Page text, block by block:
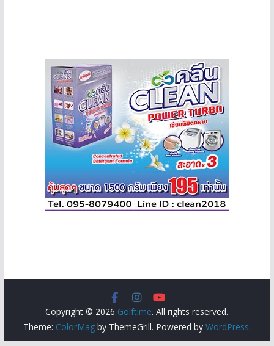
Copyright © 2026 Golftime. All rights reserved.
Theme: ColorMagby ThemeGrill. Powered by WordPress.